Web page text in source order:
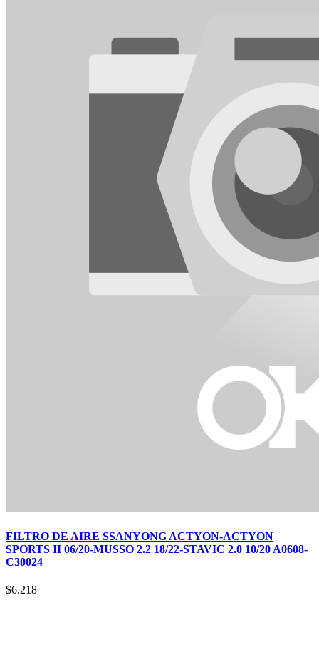
FILTRO DE AIRE SSANYONG ACTYON-ACTYON
SPORTS II 06/20-MUSSO 2.2 18/22-STAVIC 2.0 10/20 A0608-
C30024
$6.218